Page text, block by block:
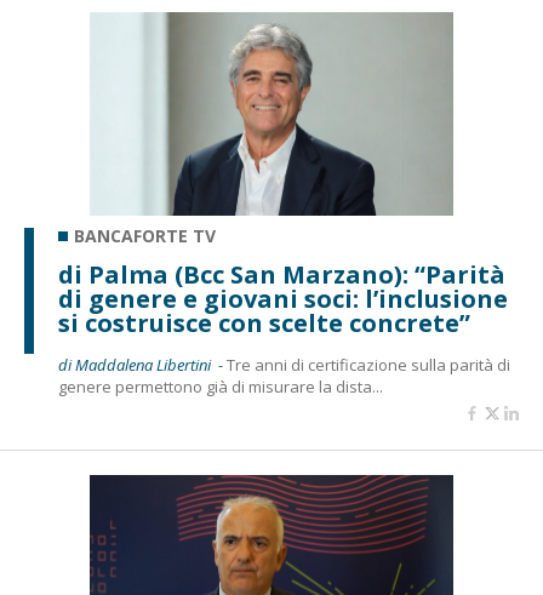
BANCAFORTE TV
di Palma (Bcc San Marzano): “Parità
di genere e giovani soci: l’inclusione
si costruisce con scelte concrete”
di Maddalena Libertini -Tre anni di certificazione sulla parità di
genere permettono già di misurare la dista...